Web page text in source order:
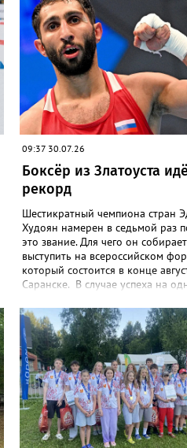
09:37 30.07.26
Боксёр из Златоуста
рекорд
Шестикратный чемпиона стран
Худоян намерен в седьмой раз
это звание. Для чего он
выступить на всероссийском
который состоится в конце
Саранске. В случае успеха на
останется всего шаг до рекорда
национальной сборной Андрея
Замкового, который восемь раз
становился чемпионом России. 3
боксёрский турнир
России стартует в Челябинске.
«Юность» выйдут как
мужчины, так и женщины —
национальной сборной. Они
13 комплектов наград.